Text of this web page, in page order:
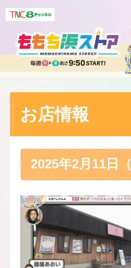
お店情報
2025年2月11日